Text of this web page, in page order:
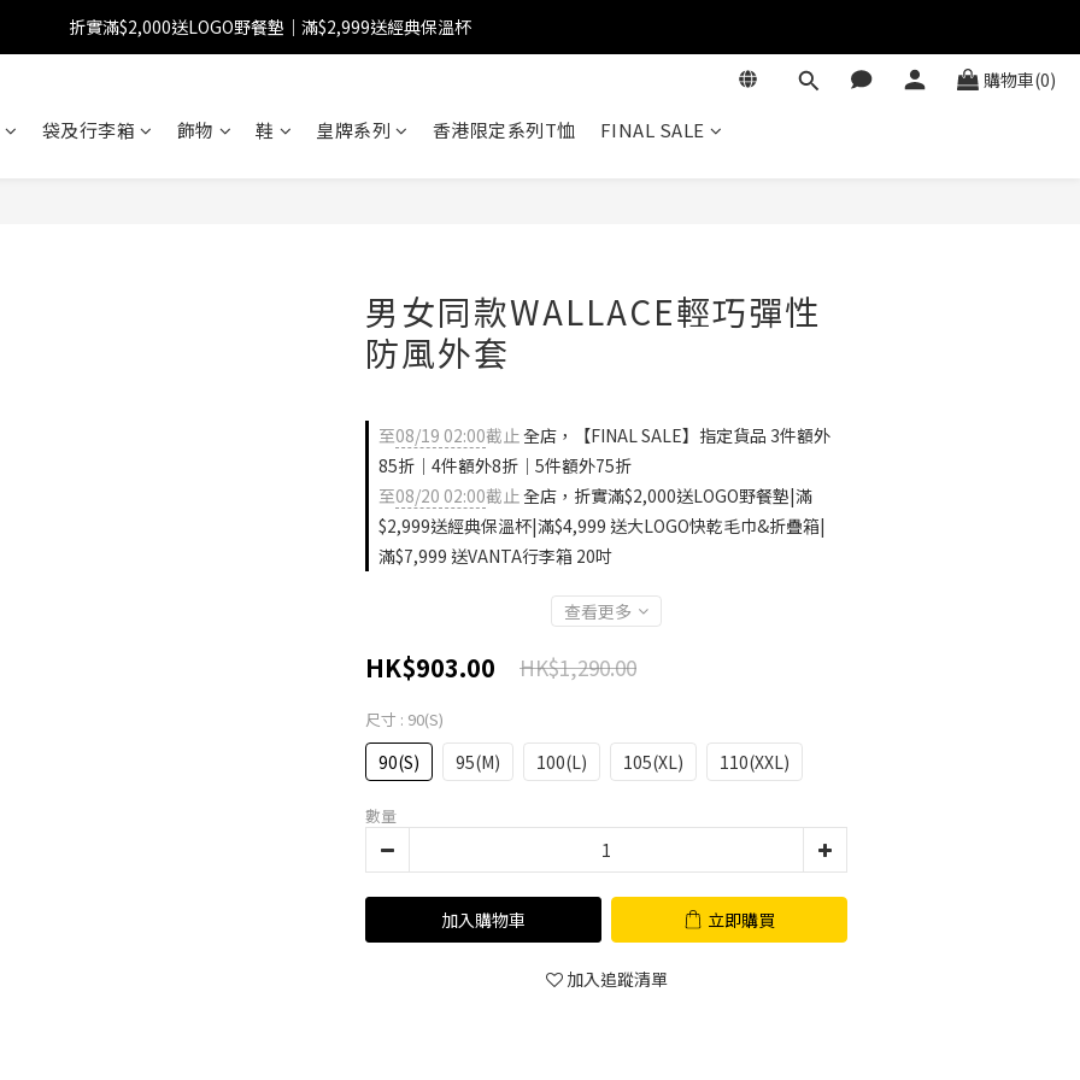
【FINAL SALE】指定商品低至38折
折實滿$2,000送LOGO野餐墊｜滿$2,999送經典保溫杯
【FINAL SALE】指定商品低至38折
購物車(0)
袋及行李箱 飾物 鞋 皇牌系列 香港限定系列T恤 FINAL SALE
男女同款WALLACE輕巧彈性
防風外套
至08/19 02:00截止全店，【FINAL SALE】指定貨品 3件額外
85折｜4件額外8折｜5件額外75折
至08/20 02:00截止全店，折實滿$2,000送LOGO野餐墊|滿
$2,999送經典保溫杯|滿$4,999 送大LOGO快乾毛巾&折疊箱|
滿$7,999 送VANTA行李箱 20吋
查看更多
HK$903.00 HK$1,290.00
尺寸 : 90(S)
90(S) 95(M) 100(L) 105(XL) 110(XXL)
數量
加入購物車 立即購買
加入追蹤清單